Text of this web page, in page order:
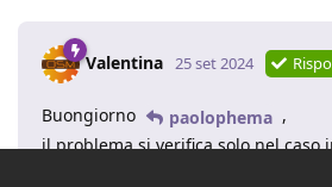
Valentina 25 set 2024
Buongiorno paolophema ,
il problema si verifica solo nel caso
presenti movimenti da stampare,